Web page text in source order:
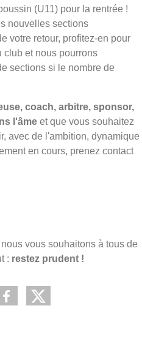
(U11) pour la rentrée !
nouvelles sections
votre retour, profitez-en pour
club et nous pourrons
sections si le nombre de
coach, arbitre, sponsor,
l'âme et que vous souhaitez
avec de l'ambition, dynamique
en cours, prenez contact
vous souhaitons à tous de
: restez prudent !